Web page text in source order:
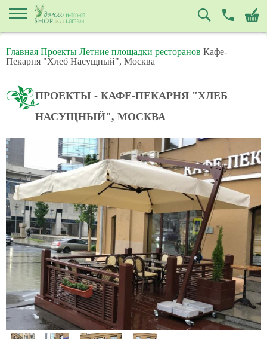
Главная Проекты Летние площадки ресторанов Кафе-
Пекарня "Хлеб Насущный", Москва
ПРОЕКТЫ - КАФЕ-ПЕКАРНЯ "ХЛЕБ
НАСУЩНЫЙ", МОСКВА